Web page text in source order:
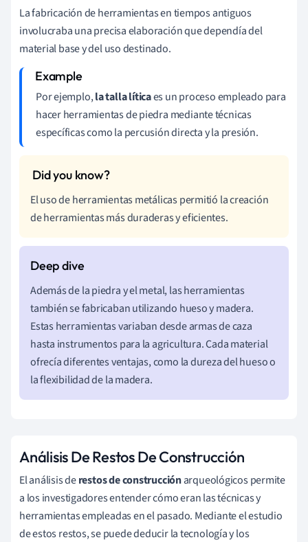
La fabricación de herramientas en tiempos antiguos
involucraba una precisa elaboración que dependía del
material base y del uso destinado.
Por ejemplo,la talla líticaes un proceso empleado para
hacer herramientas de piedra mediante técnicas
específicas como la percusión directa y la presión.
El uso de herramientas metálicas permitió la creación
de herramientas más duraderas y eficientes.
Además de la piedra y el metal, las herramientas
también se fabricaban utilizando hueso y madera.
Estas herramientas variaban desde armas de caza
hasta instrumentos para la agricultura. Cada material
ofrecía diferentes ventajas, como la dureza del hueso o
la flexibilidad de la madera.
Análisis De Restos De Construcción
El análisis derestos de construcciónarqueológicos permite
a los investigadores entender cómo eran las técnicas y
herramientas empleadas en el pasado. Mediante el estudio
de estos restos, se puede deducir la tecnología y los